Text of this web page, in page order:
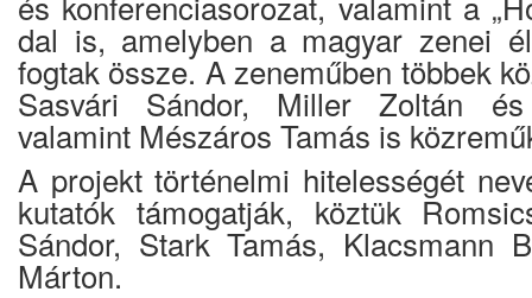
dal is, amelyben a magyar zenei
fogtak össze. A zeneműben többek
Sasvári Sándor, Miller Zoltán
valamint Mészáros Tamás is
A projekt történelmi hitelességét
kutatók támogatják, köztük
Sándor, Stark Tamás, Klacsmann
Márton.